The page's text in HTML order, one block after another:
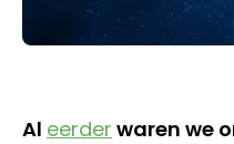
Al eerder waren we